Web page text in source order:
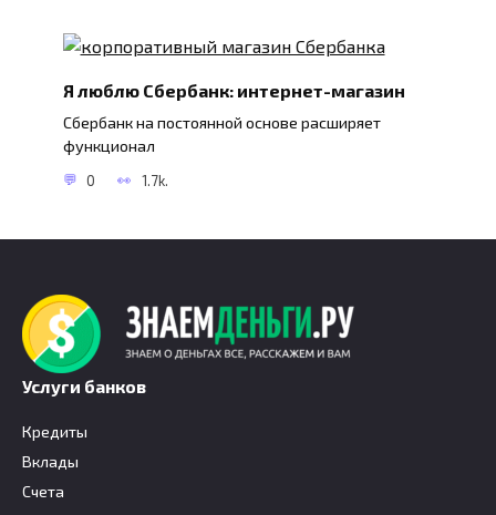
Я люблю Сбербанк: интернет-магазин
Сбербанк на постоянной основе расширяет
функционал
0 1.7k.
Услуги банков
Кредиты
Вклады
Счета